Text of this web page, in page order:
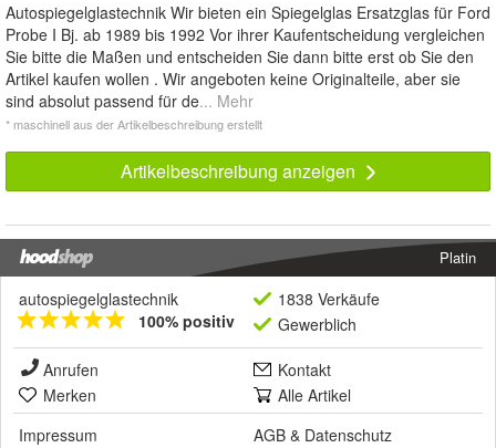
Autospiegelglastechnik Wir bieten ein Spiegelglas Ersatzglas für Ford
Probe I Bj. ab 1989 bis 1992 Vor ihrer Kaufentscheidung vergleichen
Sie bitte die Maßen und entscheiden Sie dann bitte erst ob Sie den
Artikel kaufen wollen . Wir angeboten keine Originalteile, aber sie
sind absolut passend für de... Mehr
* maschinell aus der Artikelbeschreibung erstellt
Artikelbeschreibung anzeigen
Platin
autospiegelglastechnik
100% positiv
1838 Verkäufe
Gewerblich
Anrufen
Kontakt
Merken
Alle Artikel
Impressum
AGB & Datenschutz